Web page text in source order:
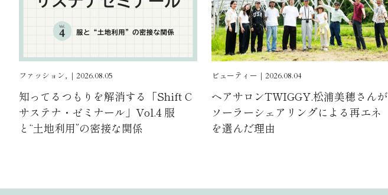
ファッション, ｜2026.08.05
知ってるつもりを解消する「Shift C
サステナ・ゼミナール」Vol.4 服
と“土地利用”の密接な関係
ビューティー｜2026.08.04
ヘアサロンTWIGGY.松浦美穂さんが
ソーラーシェアリングによる再エネ
を選んだ理由